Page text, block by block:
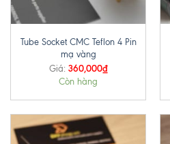
Tube Socket CMC Teflon 4 Pin
mạ vàng
Giá: 360,000₫
Còn hàng